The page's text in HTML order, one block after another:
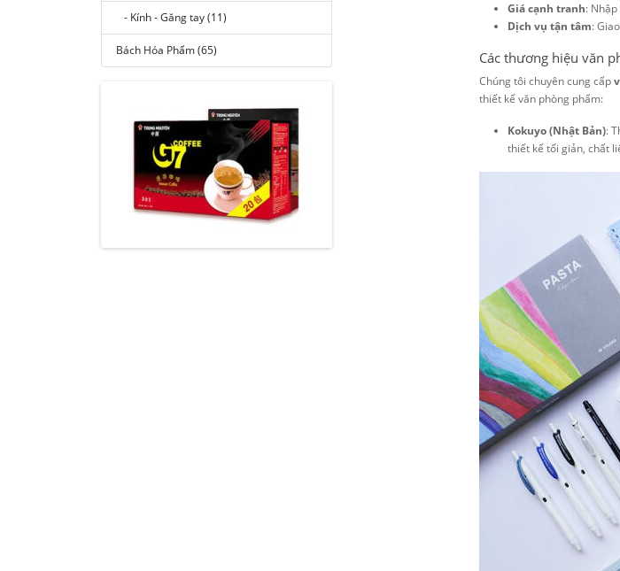
- Kính - Găng tay (11)
Bách Hóa Phẩm (65)
Giá cạnh tranh:
Dịch vụ tận tâm:
Các thương hiệu văn
Chúng tôi chuyên cung cấp
thiết kế văn phòng phẩm:
Kokuyo (Nhật Bản):
thiết kế tối giản, chất